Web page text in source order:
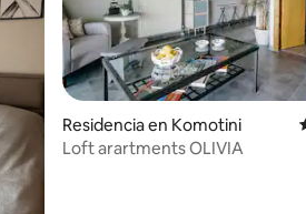
Residencia en Komotini
Loft arartments OLIVIA